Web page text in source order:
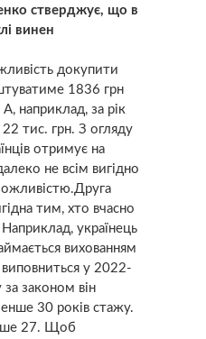
стверджує, що в
винен
докупити
1836 грн
наприклад, за рік
тис. грн. З огляду
отримує на
не всім вигідно
Друга
тим, хто вчасно
українець
вихованням
у 2022-
законом він
30 років стажу.
27. Щоб